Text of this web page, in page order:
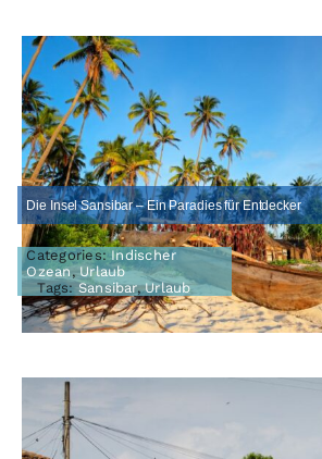
Die Insel Sansibar – Ein Paradies für Entdecker
Categories:Indischer
Ozean ,Urlaub
Tags:Sansibar,Urlaub